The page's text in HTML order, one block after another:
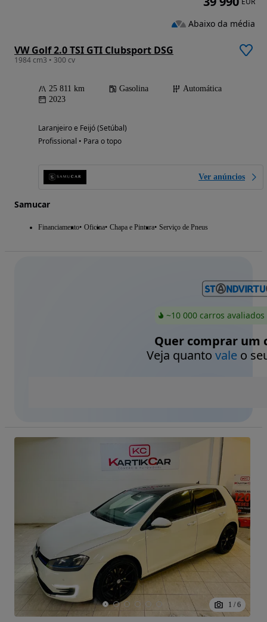
VW Golf 2.0 TSI GTI Clubsport DSG
1984 cm3 • 300 cv
25 811 km Gasolina
Automática
2023
Laranjeiro e Feijó (Setúbal)
Profissional • Para o topo
Ver anúncios
Samucar
Financiamento Oficina Chapa e Pintura Serviço de Pneus
Abaixo da média
~10 000 carros
Quer comprar um
Veja quanto valeo
1 / 6